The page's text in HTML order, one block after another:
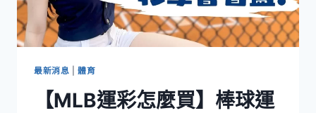
最新消息 |體育
【MLB運彩怎麼買】棒球運